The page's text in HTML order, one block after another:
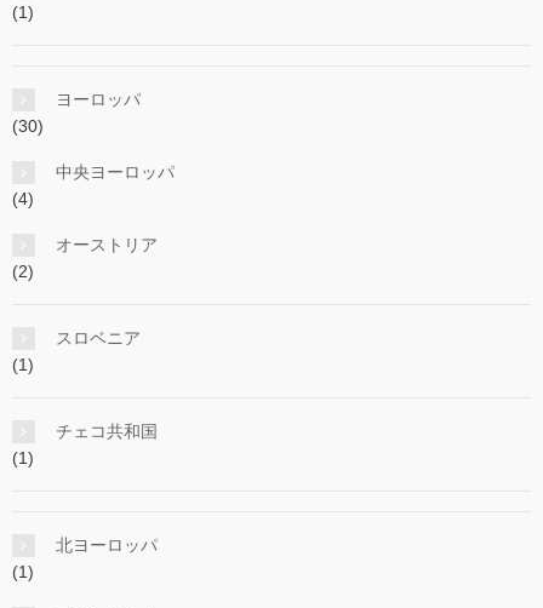
(1)
ヨーロッパ
(30)
中央ヨーロッパ
(4)
オーストリア
(2)
スロベニア
(1)
チェコ共和国
(1)
北ヨーロッパ
(1)